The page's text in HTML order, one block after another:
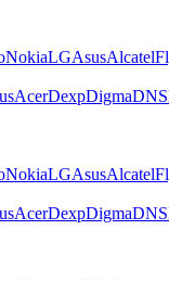
NokiaLGAsusAlcatel
AcerDexpDigmaDNS
NokiaLGAsusAlcatel
AcerDexpDigmaDNS